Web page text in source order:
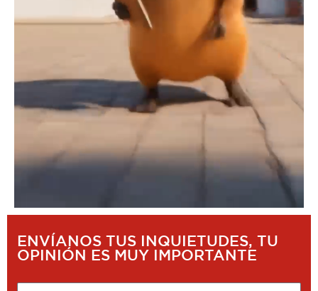
ENVÍANOS TUS INQUIETUDES, TU
OPINIÓN ES MUY IMPORTANTE